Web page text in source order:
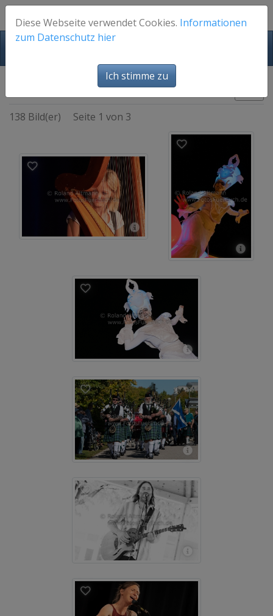
Bühne - Musik
138 Bild(er) Seite 1 von 3
Diese Webseite verwendet Cookies. Informationen
zum Datenschutz hier
Ich stimme zu